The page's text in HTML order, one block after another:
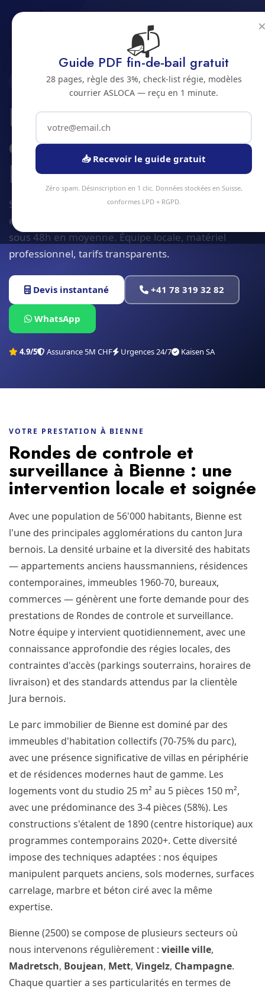
Rondes de controle et surveillance
Jura bernois Bienne
2500 · JURA BERNOIS
Rondes de controle
et surveillance a
Bienne
Service rondes de controle et surveillance à Bienne
et alentours. Devis gratuit sous 24h, intervention
sous 48h en moyenne. Équipe locale, matériel
professionnel, tarifs transparents.
Devis instantané +41 78 319 32 82
WhatsApp
4.9/5 Assurance 5M CHF Urgences 24/7 Kaisen SA
VOTRE PRESTATION À BIENNE
Rondes de controle et
surveillance à Bienne : une
intervention locale et soignée
Avec une population de 56'000 habitants, Bienne est
l'une des principales agglomérations du canton Jura
bernois. La densité urbaine et la diversité des habitats
— appartements anciens haussmanniens, résidences
contemporaines, immeubles 1960-70, bureaux,
commerces — génèrent une forte demande pour des
prestations de Rondes de controle et surveillance.
Notre équipe y intervient quotidiennement, avec une
connaissance approfondie des régies locales, des
contraintes d'accès (parkings souterrains, horaires de
livraison) et des standards attendus par la clientèle
Jura bernois.
Le parc immobilier de Bienne est dominé par des
immeubles d'habitation collectifs (70-75% du parc),
avec une présence significative de villas en périphérie
et de résidences modernes haut de gamme. Les
logements vont du studio 25 m² au 5 pièces 150 m²,
avec une prédominance des 3-4 pièces (58%). Les
constructions s'étalent de 1890 (centre historique) aux
programmes contemporains 2020+. Cette diversité
impose des techniques adaptées : nos équipes
manipulent parquets anciens, sols modernes, surfaces
carrelage, marbre et béton ciré avec la même
expertise.
Bienne (2500) se compose de plusieurs secteurs où
nous intervenons régulièrement : vieille ville,
Madretsch, Boujean, Mett, Vingelz, Champagne.
Chaque quartier a ses particularités en termes de
📬
Guide PDF fin-de-bail gratuit
28 pages, règle des 3%, check-list régie, modèles
courrier ASLOCA — reçu en 1 minute.
📥 Recevoir le guide gratuit
Zéro spam. Désinscription en 1 clic. Données stockées en Suisse,
conformes LPD + RGPD.